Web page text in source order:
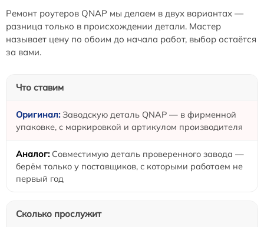
Ремонт роутеров QNAP мы делаем в двух вариантах —
разница только в происхождении детали. Мастер
называет цену по обоим до начала работ, выбор остаётся
за вами.
Что ставим
Заводскую деталь QNAP — в фирменной
упаковке, с маркировкой и артикулом производителя
Совместимую деталь проверенного завода —
берём только у поставщиков, с которыми работаем не
первый год
Сколько прослужит